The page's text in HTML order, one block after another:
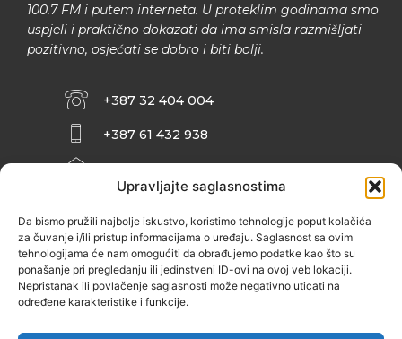
Upravljajte saglasnostima
Da bismo pružili najbolje iskustvo, koristimo tehnologije poput kolačića
za čuvanje i/ili pristup informacijama o uređaju. Saglasnost sa ovim
tehnologijama će nam omogućiti da obrađujemo podatke kao što su
ponašanje pri pregledanju ili jedinstveni ID-ovi na ovoj veb lokaciji.
Nepristanak ili povlačenje saglasnosti može negativno uticati na
određene karakteristike i funkcije.
100.7 FM i putem interneta. U proteklim godinama smo
uspjeli i praktično dokazati da ima smisla razmišljati
pozitivno, osjećati se dobro i biti bolji.
+387 32 404 004
+387 61 432 938
INFO@ZENIT.BA
ZENIČANKA, 3. SPRAT), 72000 ZENICA